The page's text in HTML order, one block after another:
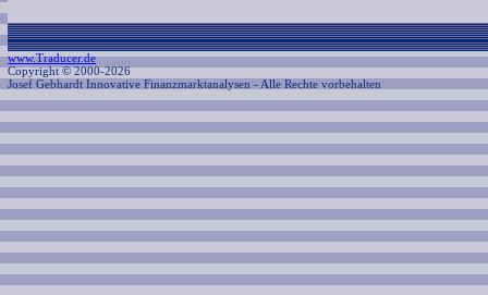
www.Traducer.de
Copyright © 2000-2026
Josef Gebhardt Innovative Finanzmarktanalysen - Alle Rechte vorbehalten